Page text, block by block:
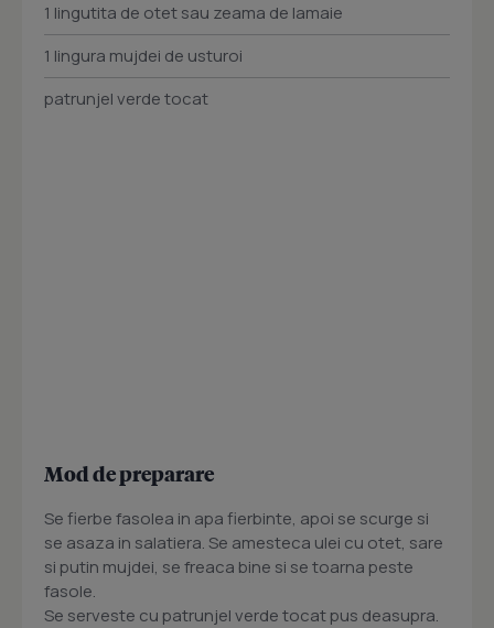
1 lingutita de otet sau zeama de lamaie
1 lingura mujdei de usturoi
patrunjel verde tocat
Mod de preparare
Se fierbe fasolea in apa fierbinte, apoi se scurge si
se asaza in salatiera. Se amesteca ulei cu otet, sare
si putin mujdei, se freaca bine si se toarna peste
fasole.
Se serveste cu patrunjel verde tocat pus deasupra.